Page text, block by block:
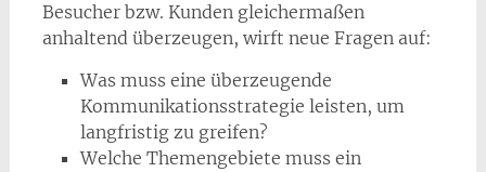
Besucher bzw. Kunden gleichermaßen
anhaltend überzeugen, wirft neue Fragen auf:
Was muss eine überzeugende
Kommunikationsstrategie leisten, um
langfristig zu greifen?
Welche Themengebiete muss ein